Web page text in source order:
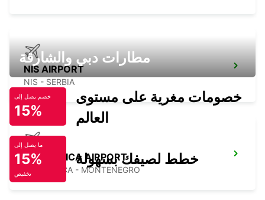
NIS AIRPORT
NIS - SERBIA
PODGORICA AIRPORT
PODGORICA - MONTENEGRO
مطارات دبي والشارقة
خصم يصل إلى
15%
خصومات مغرية على مستوى
العالم
ما يصل إلى
15%
تخفيض
خطط لصيفك بسهولة